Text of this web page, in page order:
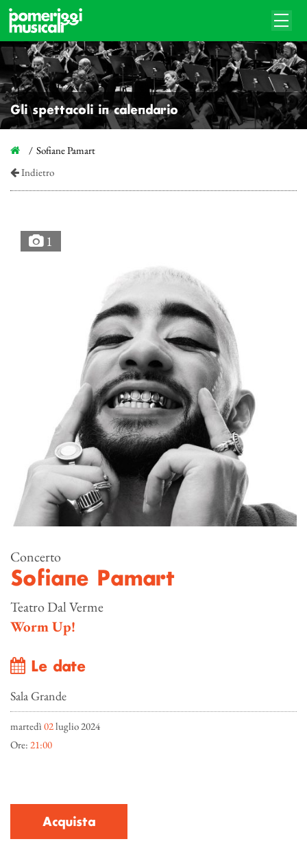
Gli spettacoli in calendario
Sofiane Pamart
Indietro
1
Concerto
Sofiane Pamart
Teatro Dal Verme
Worm Up!
Le date
Sala Grande
martedì 02luglio 2024
Ore: 21:00
Acquista